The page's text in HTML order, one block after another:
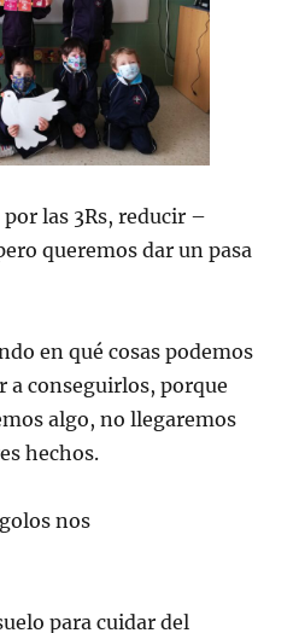
las 3Rs, reducir –
queremos dar un pasa
en qué cosas podemos
a conseguirlos, porque
algo, no llegaremos
hechos.
nos
para cuidar del